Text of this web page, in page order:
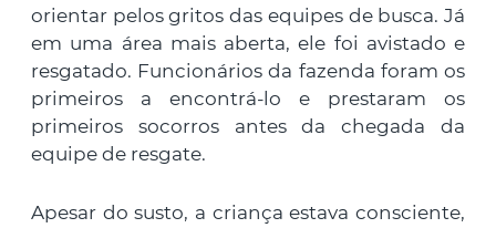
orientar pelos gritos das equipes de busca. Já
em uma área mais aberta, ele foi avistado e
resgatado. Funcionários da fazenda foram os
primeiros a encontrá-lo e prestaram os
primeiros socorros antes da chegada da
equipe de resgate.
Apesar do susto, a criança estava consciente,